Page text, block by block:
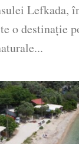
Lefkada,
o destinație